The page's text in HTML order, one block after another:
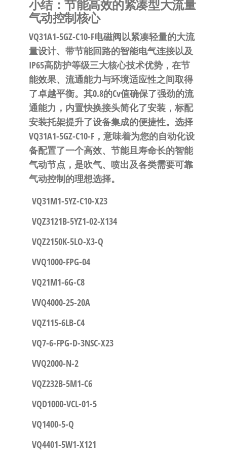
小结：节能高效的紧凑型大流量
气动控制核心
VQ31A1-5GZ-C10-F电磁阀以紧凑轻量的大流
量设计、 带节能回路的智能电气连接以及
IP65高防护等级三大核心技术优势，在节
能效果、流通能力与环境适应性之间取得
了卓越平衡。其0.8的Cv值确保了强劲的流
通能力， 内置快换接头简化了安装， 标配
安装托架提升了设备集成的便捷性。选择
VQ31A1-5GZ-C10-F，意味着为您的自动化设
备配置了一个高效、节能且寿命长的智能
气动节点 ，是吹气、喷出及各类需要可靠
气动控制的理想选择。
VQ31M1-5YZ-C10-X23
VQZ3121B-5YZ1-02-X134
VQZ2150K-5LO-X3-Q
VVQ1000-FPG-04
VQ21M1-6G-C8
VVQ4000-25-20A
VQZ115-6LB-C4
VQ7-6-FPG-D-3NSC-X23
VVQ2000-N-2
VQZ232B-5M1-C6
VQD1000-VCL-01-5
VQ1400-5-Q
VQ4401-5W1-X121